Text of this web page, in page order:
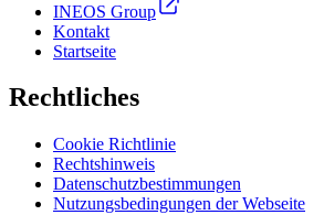
INEOS Group
Kontakt
Startseite
Rechtliches
Cookie Richtlinie
Rechtshinweis
Datenschutzbestimmungen
Nutzungsbedingungen der Webseite